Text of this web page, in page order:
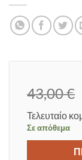
43,00€
Τελευταίο
Σε απόθεμα